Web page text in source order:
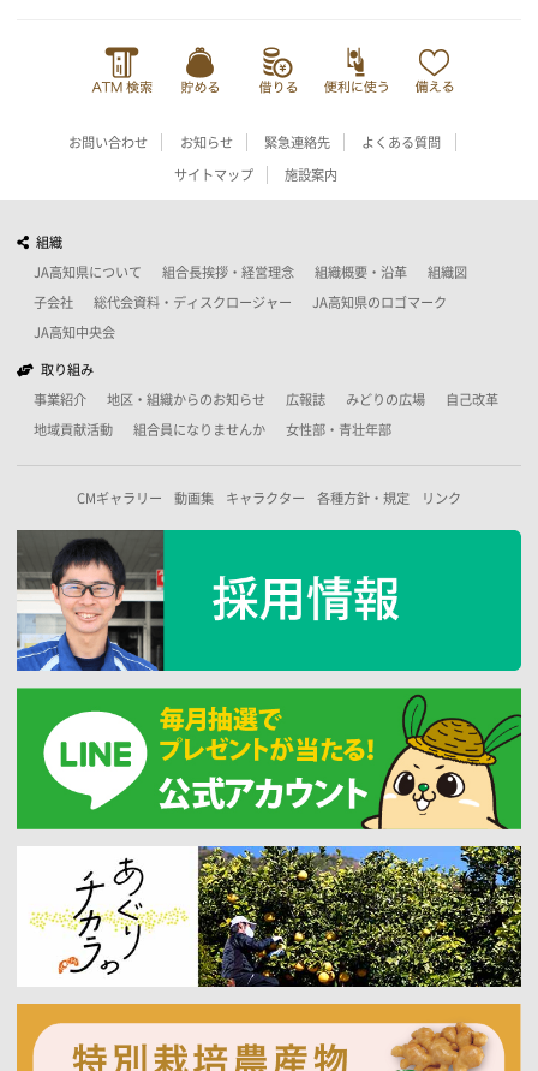
お問い合わせ お知らせ 緊急連絡先 よくある質問
サイトマップ 施設案内
組織
JA高知県について 組合長挨拶・経営理念 組織概要・沿革 組織図
子会社 総代会資料・ディスクロージャー JA高知県のロゴマーク
JA高知中央会
取り組み
事業紹介 地区・組織からのお知らせ 広報誌 みどりの広場 自己改革
地域貢献活動 組合員になりませんか 女性部・青壮年部
CMギャラリー 動画集 キャラクター 各種方針・規定 リンク